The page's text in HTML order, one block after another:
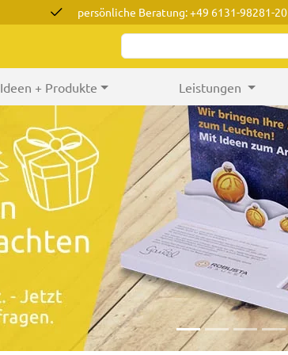
persönliche Beratung: +49 6131-98281-20
Ideen + Produkte Leistungen